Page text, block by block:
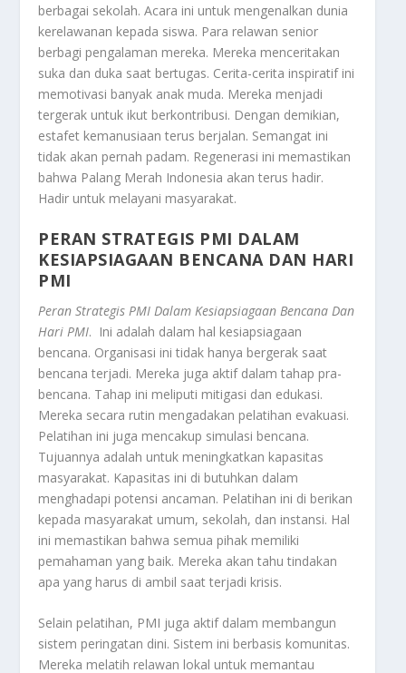
berbagai sekolah. Acara ini untuk mengenalkan dunia
kerelawanan kepada siswa. Para relawan senior
berbagi pengalaman mereka. Mereka menceritakan
suka dan duka saat bertugas. Cerita-cerita inspiratif ini
memotivasi banyak anak muda. Mereka menjadi
tergerak untuk ikut berkontribusi. Dengan demikian,
estafet kemanusiaan terus berjalan. Semangat ini
tidak akan pernah padam. Regenerasi ini memastikan
bahwa Palang Merah Indonesia akan terus hadir.
Hadir untuk melayani masyarakat.
PERAN STRATEGIS PMI DALAM
KESIAPSIAGAAN BENCANA DAN HARI
PMI
Peran Strategis PMI Dalam Kesiapsiagaan Bencana Dan
Hari PMI. Ini adalah dalam hal kesiapsiagaan
bencana. Organisasi ini tidak hanya bergerak saat
bencana terjadi. Mereka juga aktif dalam tahap pra-
bencana. Tahap ini meliputi mitigasi dan edukasi.
Mereka secara rutin mengadakan pelatihan evakuasi.
Pelatihan ini juga mencakup simulasi bencana.
Tujuannya adalah untuk meningkatkan kapasitas
masyarakat. Kapasitas ini di butuhkan dalam
menghadapi potensi ancaman. Pelatihan ini di berikan
kepada masyarakat umum, sekolah, dan instansi. Hal
ini memastikan bahwa semua pihak memiliki
pemahaman yang baik. Mereka akan tahu tindakan
apa yang harus di ambil saat terjadi krisis.
Selain pelatihan, PMI juga aktif dalam membangun
sistem peringatan dini. Sistem ini berbasis komunitas.
Mereka melatih relawan lokal untuk memantau